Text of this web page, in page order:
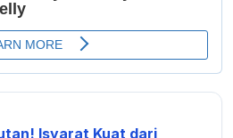
Isyarat Kuat dari